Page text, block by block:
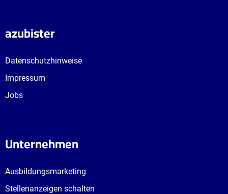
azubister
Datenschutzhinweise
Impressum
Jobs
Unternehmen
Ausbildungsmarketing
Stellenanzeigen schalten